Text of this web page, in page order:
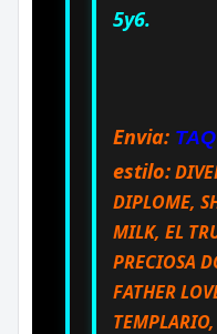
5y6.
Envia:
estilo:
DIPLOME,
MILK, EL
PRECIOSA
FATHER